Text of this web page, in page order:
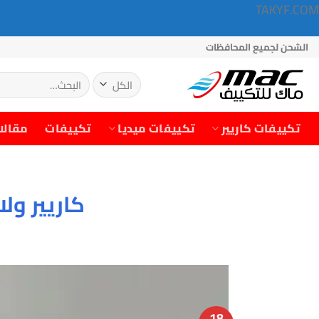
TAKYF.COM
تخطي
للمحتوى
الشحن لجميع المحافظات
البحث
عن:
تكييفات كاريير تكييفات ميديا تكييفات
كاريير